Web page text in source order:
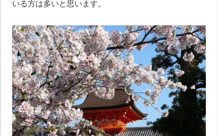
いる方は多いと思います。